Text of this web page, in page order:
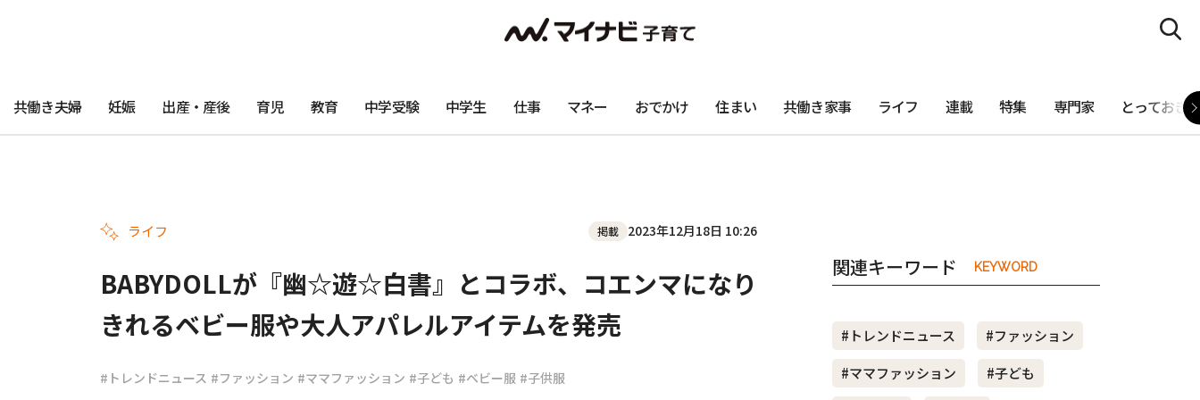
共働き夫婦 妊娠 出産・産後 育児 教育 中学受験 中学生 仕事 マネー おでかけ 住まい 共働き家事 ライフ 連載 特集 専門家 とっておき
ライフ 掲載 2023年12月18日 10:26
BABYDOLLが『幽☆遊☆白書』とコラボ、コエンマになり
きれるベビー服や大人アパレルアイテムを発売
#トレンドニュース #ファッション #ママファッション #子ども #ベビー服 #子供服
関連キーワード KEYWORD
#トレンドニュース
#ファッション
#ママファッション
#子ども